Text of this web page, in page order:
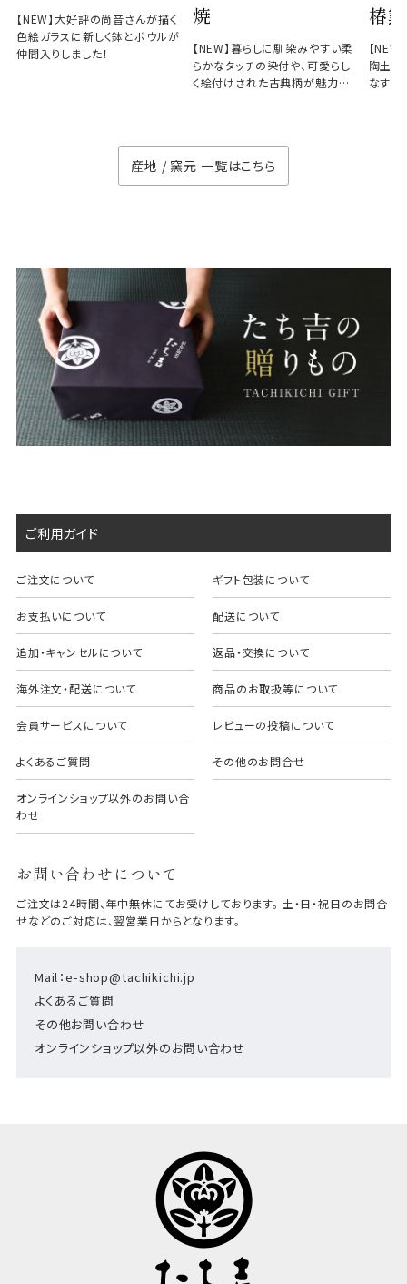
【NEW】大好評の尚音さんが描く
色絵ガラスに新しく鉢とボウルが
仲間入りしました！
焼
【NEW】暮らしに馴染みやすい柔
らかなタッチの染付や、可愛らし
く絵付けされた古典柄が魅力の
椿窯
【
陶土と
なす、
産地 / 窯元 一覧はこちら
ご利用ガイド
ご注文について ギフト包装について
お支払いについて 配送について
追加・キャンセルについて 返品・交換について
海外注文・配送について 商品のお取扱等について
会員サービスについて レビューの投稿について
よくあるご質問 その他のお問合せ
オンラインショップ以外のお問い合
わせ
お問い合わせについて
Mail：e-shop@tachikichi.jp
よくあるご質問
その他お問い合わせ
オンラインショップ以外のお問い合わせ
ご注文は24時間、年中無休にてお受けしております。 土・日・祝日のお問合
せなどのご対応は、翌営業日からとなります。